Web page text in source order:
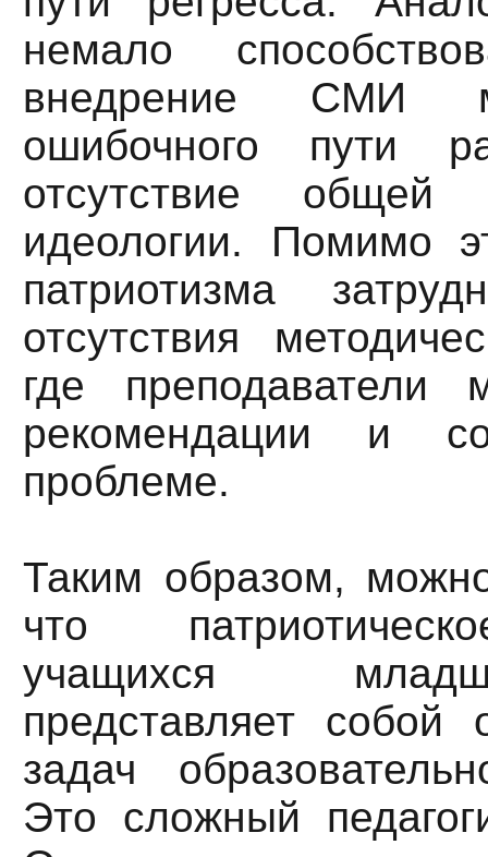
немало
внедрение СМИ
ошибочного пути
отсутствие общей
идеологии. Помимо
патриотизма
отсутствия
где преподаватели
рекомендации и
проблеме.
Таким образом,
что
учащихся
представляет собой
задач
Это сложный